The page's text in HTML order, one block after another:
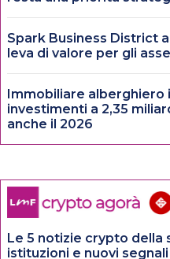
Spark Business District
leva di valore per gli
Immobiliare
investimenti a 2,35
anche il 2026
Le 5 notizie crypto della
istituzioni e nuovi